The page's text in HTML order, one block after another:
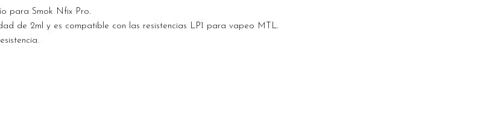
para Smok Nfix Pro.
de 2ml y es compatible con las resistencias LP1 para vapeo MTL.